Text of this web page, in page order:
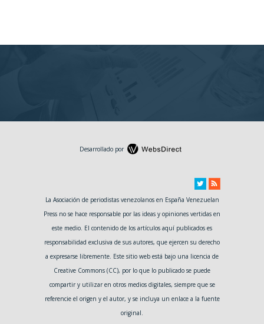
Desarrollado por
La Asociación de periodistas venezolanos en España Venezuelan
Press no se hace responsable por las ideas y opiniones vertidas en
este medio. El contenido de los artículos aquí publicados es
responsabilidad exclusiva de sus autores, que ejercen su derecho
a expresarse libremente. Este sitio web está bajo una licencia de
Creative Commons (CC), por lo que lo publicado se puede
compartir y utilizar en otros medios digitales, siempre que se
referencie el origen y el autor, y se incluya un enlace a la fuente
original.